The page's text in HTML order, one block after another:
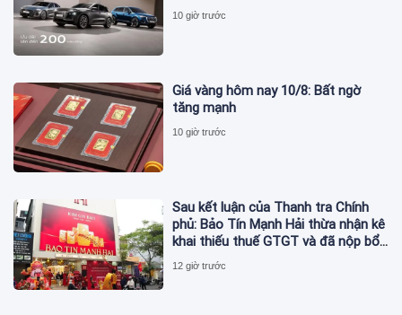
10 giờ trước
Giá vàng hôm nay 10/8: Bất ngờ
tăng mạnh
10 giờ trước
Sau kết luận của Thanh tra Chính
phủ: Bảo Tín Mạnh Hải thừa nhận kê
khai thiếu thuế GTGT và đã nộp bổ
sung
12 giờ trước